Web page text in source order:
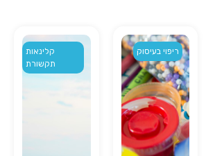
ריפוי בעיסוק
קלינאות
תקשורת